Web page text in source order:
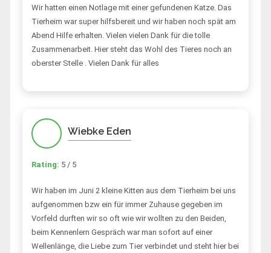
Wir hatten einen Notlage mit einer gefundenen Katze. Das
Tierheim war super hilfsbereit und wir haben noch spät am
Abend Hilfe erhalten. Vielen vielen Dank für die tolle
Zusammenarbeit. Hier steht das Wohl des Tieres noch an
oberster Stelle . Vielen Dank für alles
Wiebke Eden
Rating: 5 / 5
Wir haben im Juni 2 kleine Kitten aus dem Tierheim bei uns
aufgenommen bzw ein für immer Zuhause gegeben im
Vorfeld durften wir so oft wie wir wollten zu den Beiden,
beim Kennenlern Gespräch war man sofort auf einer
Wellenlänge, die Liebe zum Tier verbindet und steht hier bei